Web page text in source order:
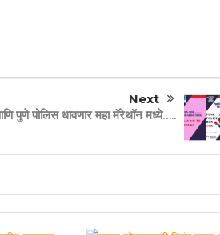
Next
पुणे पोलिस धावणार महा मॅरेथॉन मध्ये…..